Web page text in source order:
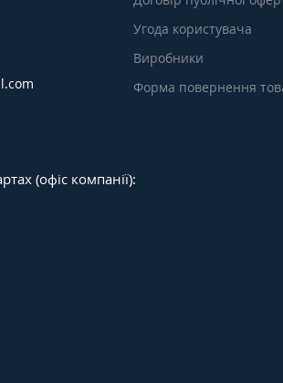
Угода користувача
Виробники
Форма повернення
(офіс компанії):